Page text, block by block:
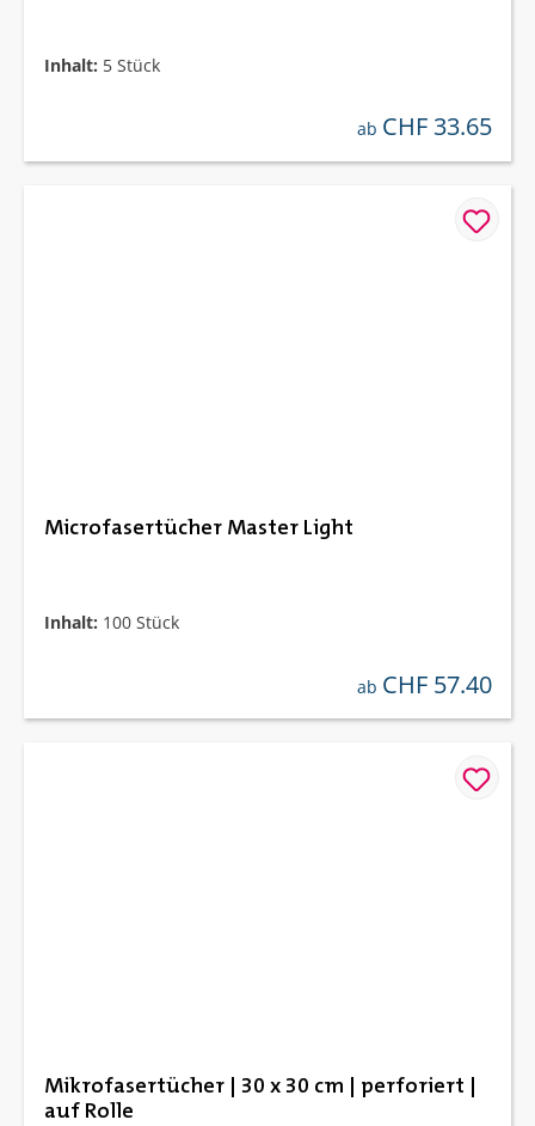
Inhalt: 5 Stück
regulärer preis:
ab CHF 33.65
Microfasertücher Master Light
Inhalt: 100 Stück
regulärer preis:
ab CHF 57.40
Mikrofasertücher | 30 x 30 cm | perforiert |
auf Rolle